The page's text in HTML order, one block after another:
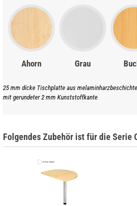
Ahorn Grau
25 mm dicke Tischplatte aus
mit gerundeter 2 mm Kunststoffkante
Folgendes Zubehör ist für die Serie